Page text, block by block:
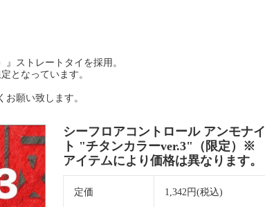
』ストレートタイを採用。
となっています。
願い致します。
シーフロアコントロール アンモナイ
ト "チタンカラーver.3"（限定）※
アイテムにより価格は異なります。
定価 1,342円(税込)